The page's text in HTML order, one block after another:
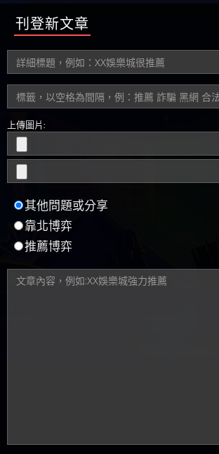
刊登新文章
上傳圖片:
其他問題或分享
靠北博弈
推薦博弈